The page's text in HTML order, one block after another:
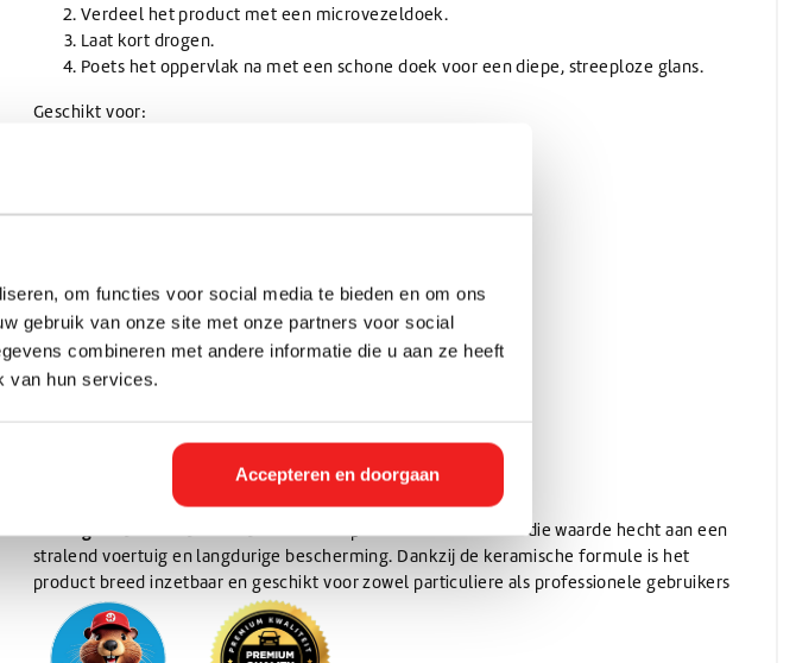
om functies voor social media te bieden en om ons
gebruik van onze site met onze partners voor social
combineren met andere informatie die u aan ze heeft
van hun services.
Accepteren en doorgaan
Verdeel het product met een microvezeldoek.
Laat kort drogen.
Poets het oppervlak na met een schone doek voor een diepe, streeploze glans.
Geschikt voor:
Kleur:
karakteristiek
pH: 4
is perfect voor iedereen die waarde hecht aan een
stralend voertuig en langdurige bescherming. Dankzij de keramische formule is het
product breed inzetbaar en geschikt voor zowel particuliere als professionele gebruikers